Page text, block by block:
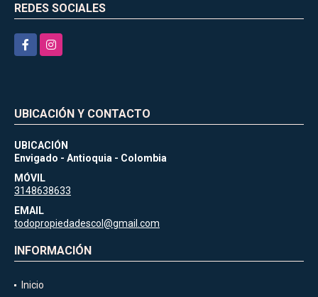
REDES SOCIALES
FacebookInstagram
UBICACIÓN Y CONTACTO
UBICACIÓN
Envigado - Antioquia - Colombia
MÓVIL
3148638633
EMAIL
todopropiedadescol@gmail.com
INFORMACIÓN
Inicio